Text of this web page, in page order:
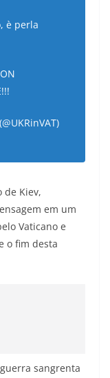
è perla
de Kiev,
em um
Vaticano e
o fim desta
sangrenta